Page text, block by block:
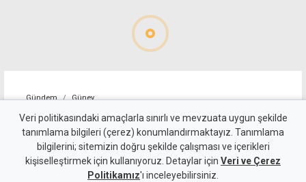
Gündem Güney
"Sürecin önündeki temel
engel, Türkiye'nin iki devletli
çözümü yinelemesi"
Veri politikasındaki amaçlarla sınırlı ve mevzuata uygun şekilde
tanımlama bilgileri (çerez) konumlandırmaktayız. Tanımlama
bilgilerini; sitemizin doğru şekilde çalışması ve içerikleri
kişiselleştirmek için kullanıyoruz. Detaylar için Veri ve Çerez
Politikamız'ı inceleyebilirsiniz.